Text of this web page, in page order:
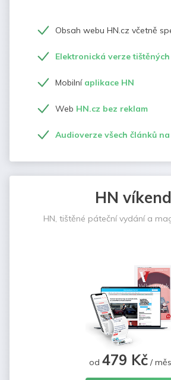
Obsah webu HN.cz včetně
Elektronická verze
Mobilní aplikace HN
Web HN.cz bez reklam
Audioverze všech článků na
HN víkend
HN, tištěné páteční vydání a
od 479 Kč/